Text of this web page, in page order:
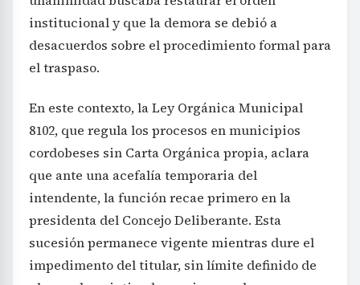
institucional y que la demora se debió a
desacuerdos sobre el procedimiento formal para
el traspaso.
En este contexto, la Ley Orgánica Municipal
8102, que regula los procesos en municipios
cordobeses sin Carta Orgánica propia, aclara
que ante una acefalía temporaria del
intendente, la función recae primero en la
presidenta del Concejo Deliberante. Esta
sucesión permanece vigente mientras dure el
impedimento del titular, sin límite definido de